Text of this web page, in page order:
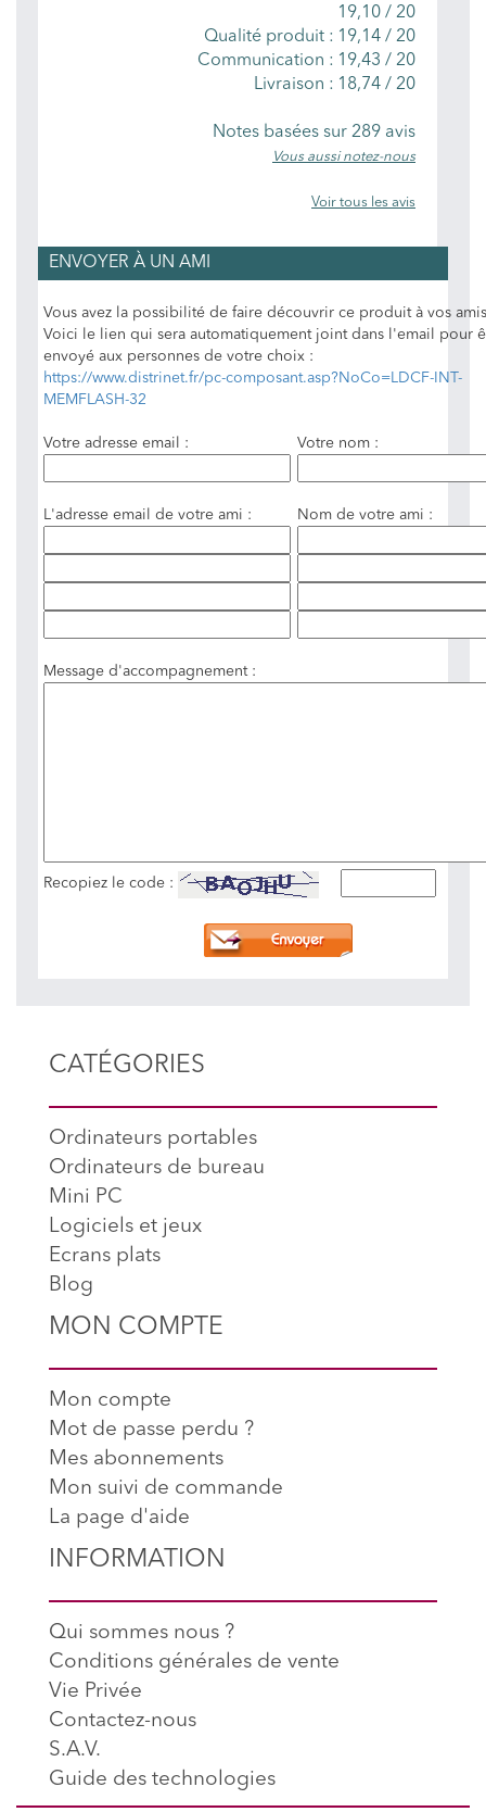
19,10 / 20
Qualité produit : 19,14 / 20
Communication : 19,43 / 20
Livraison : 18,74 / 20
Notes basées sur 289 avis
Vous aussi notez-nous
Voir tous les avis
ENVOYER À UN AMI
Vous avez la possibilité de faire découvrir ce produit à vos
Voici le lien qui sera automatiquement joint dans l'email pour
envoyé aux personnes de votre choix :
https://www.distrinet.fr/pc-composant.asp?NoCo=LDCF-INT-
MEMFLASH-32
Votre adresse email : Votre nom :
L'adresse email de votre ami : Nom de votre ami :
Message d'accompagnement :
Recopiez le code :
CATÉGORIES
Ordinateurs portables
Ordinateurs de bureau
Mini PC
Logiciels et jeux
Ecrans plats
Blog
MON COMPTE
Mon compte
Mot de passe perdu ?
Mes abonnements
Mon suivi de commande
La page d'aide
INFORMATION
Qui sommes nous ?
Conditions générales de vente
Vie Privée
Contactez-nous
S.A.V.
Guide des technologies